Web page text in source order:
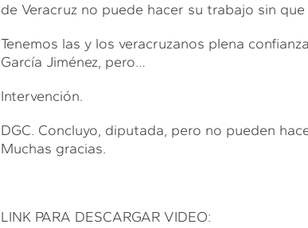
de Veracruz no puede hacer su trabajo sin
Tenemos las y los veracruzanos plena
García Jiménez, pero…
Intervención.
DGC. Concluyo, diputada, pero no pueden
Muchas gracias.
LINK PARA DESCARGAR VIDEO: